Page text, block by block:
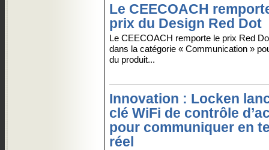
Le CEECOACH
prix du Design Red Dot
Le CEECOACH remporte le prix Red
dans la catégorie « Communication »
du produit...
Innovation : Locken
clé WiFi de contrôle
pour communiquer en
réel